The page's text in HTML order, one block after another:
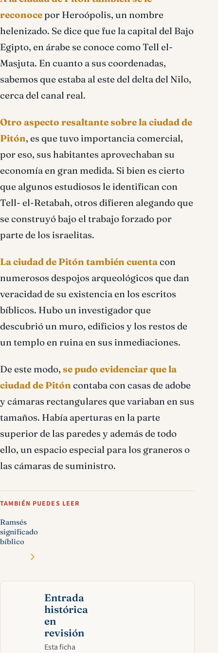
reconocepor Heroópolis, un nombre
helenizado. Se dice que fue la capital del Bajo
Egipto, en árabe se conoce como Tell el-
Masjuta. En cuanto a sus coordenadas,
sabemos que estaba al este del delta del Nilo,
cerca del canal real.
Otro aspecto resaltante sobre la ciudad de
Pitón, es que tuvo importancia comercial,
por eso, sus habitantes aprovechaban su
economía en gran medida. Si bien es cierto
que algunos estudiosos le identifican con
Tell- el-Retabah, otros difieren alegando que
se construyó bajo el trabajo forzado por
parte de los israelitas.
La ciudad de Pitón también cuentacon
numerosos despojos arqueológicos que dan
veracidad de su existencia en los escritos
bíblicos. Hubo un investigador que
descubrió un muro, edificios y los restos de
un templo en ruina en sus inmediaciones.
De este modo, se pudo evidenciar que la
ciudad de Pitón contaba con casas de adobe
y cámaras rectangulares que variaban en sus
tamaños. Había aperturas en la parte
superior de las paredes y además de todo
ello, un espacio especial para los graneros o
las cámaras de suministro.
TAMBIÉN PUEDES LEER
Ramsés
significado
bíblico
Entrada
histórica
en
revisión
Esta ficha